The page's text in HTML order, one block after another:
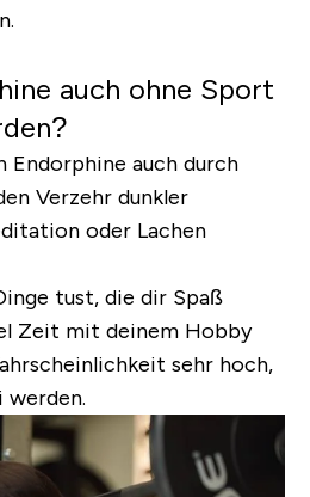
auch ohne Sport
Endorphine auch durch
Verzehr dunkler
oder Lachen
tust, die dir Spaß
Zeit mit deinem Hobby
sehr hoch,
werden.